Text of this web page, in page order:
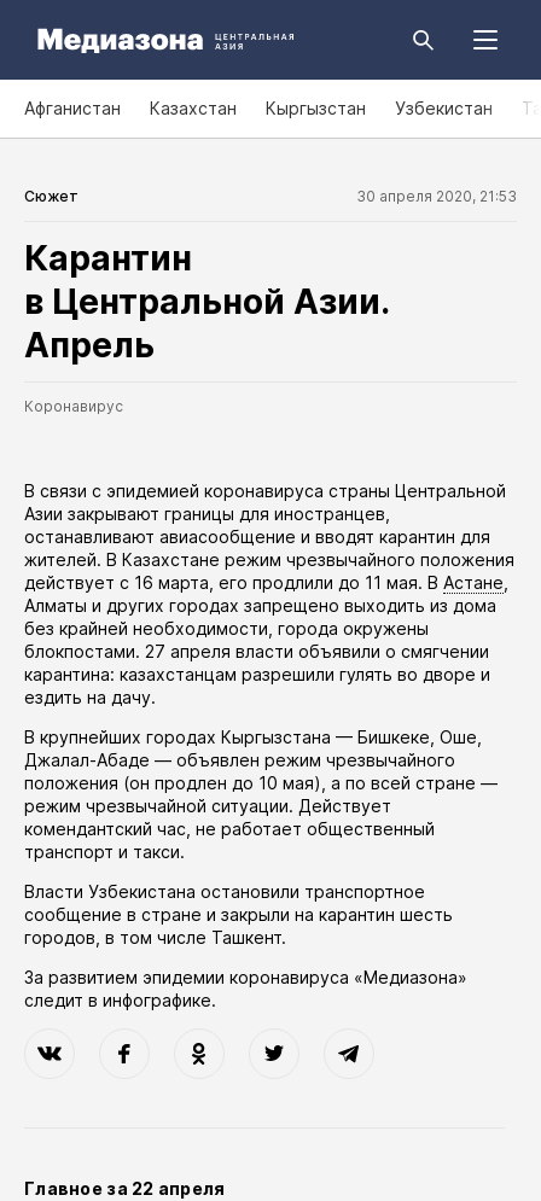
Афганистан Казахстан Кыргызстан Узбекистан
Сюжет 30 апреля 2020, 21:53
Карантин
в Центральной Азии.
Апрель
Коронавирус
В связи с эпидемией коронавируса страны Центральной
Азии закрывают границы для иностранцев,
останавливают авиасообщение и вводят карантин для
жителей. В Казахстане режим чрезвычайного положения
действует с 16 марта, его продлили до 11 мая. В Астане
Алматы и других городах запрещено выходить из дома
без крайней необходимости, города окружены
блокпостами. 27 апреля власти объявили о смягчении
карантина: казахстанцам разрешили гулять во дворе и
ездить на дачу.
В крупнейших городах Кыргызстана — Бишкеке, Оше,
Джалал-Абаде — объявлен режим чрезвычайного
положения (он продлен до 10 мая), а по всей стране —
режим чрезвычайной ситуации. Действует
комендантский час, не работает общественный
транспорт и такси.
Власти Узбекистана остановили транспортное
сообщение в стране и закрыли на карантин шесть
городов, в том числе Ташкент.
За развитием эпидемии коронавируса «Медиазона»
следит в инфографике.
Главное за 22 апреля